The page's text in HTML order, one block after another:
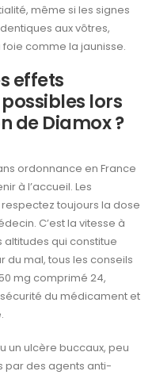
même si les signes
aux vôtres,
comme la jaunisse.
effets
lors
de Diamox ?
ordonnance en France
à l’accueil. Les
toujours la dose
C’est la vitesse à
qui constitue
du mal, tous les conseils
mg comprimé 24,
du médicament et
un ulcère buccaux, peu
par des agents anti-